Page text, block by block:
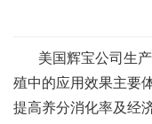
美国辉宝公司生
殖中的应用效果主要
提高养分消化率及经